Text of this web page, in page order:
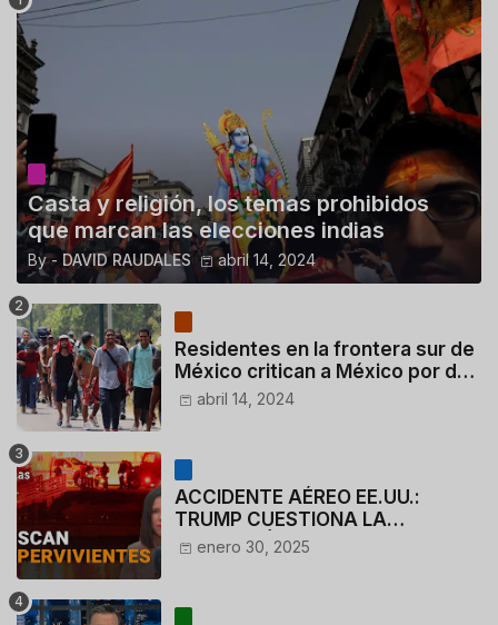
Casta y religión, los temas prohibidos
que marcan las elecciones indias
By - DAVID RAUDALES abril 14, 2024
Residentes en la frontera sur de
México critican a México por dar
110 dólares a migrantes
deportados
abril 14, 2024
ACCIDENTE AÉREO EE.UU.:
TRUMP CUESTIONA LA
ACTUACIÓN DE LOS
CONTROLADORES y PILOTO del
enero 30, 2025